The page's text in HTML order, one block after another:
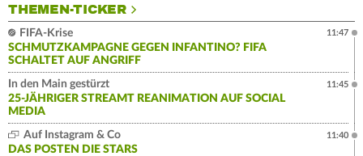
THEMEN-TICKER
FIFA-Krise
SCHMUTZKAMPAGNE GEGEN INFANTINO? FIFA
SCHALTET AUF ANGRIFF
11:47
In den Main gestürzt
25-JÄHRIGER STREAMT REANIMATION AUF SOCIAL
MEDIA
11:45
Auf Instagram & Co
DAS POSTEN DIE STARS
11:40